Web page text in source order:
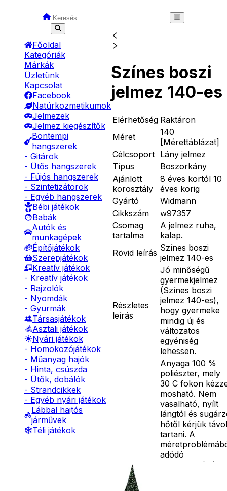
Főoldal
Kategóriák
Márkák
Üzletünk
Kapcsolat
Facebook
Natúrkozmetikumok
Jelmezek
Jelmez kiegészítők
Bontempi
hangszerek
- Gitárok
- Ütős hangszerek
- Fújós hangszerek
- Szintetizátorok
- Egyéb hangszerek
Bébi játékok
Babák
Autók és
munkagépek
Építőjátékok
Szerepjátékok
Kreatív játékok
- Kreatív játékok
- Rajzolók
- Nyomdák
- Gyurmák
Társasjátékok
Asztali játékok
Nyári játékok
- Homokozójátékok
- Műanyag hajók
- Hinta, csúszda
- Ütők, dobálók
- Strandcikkek
- Egyéb nyári játékok
Lábbal hajtós
járművek
Téli játékok
Színes boszi
jelmez 140-es
Elérhetőség Raktáron
Méret
140
[Mérettáblázat]
Célcsoport Lány jelmez
Típus
Boszorkány
Ajánlott
korosztály
8 éves kortól 10
éves korig
Gyártó
Widmann
Cikkszám
w97357
Csomag
tartalma
A jelmez ruha,
kalap.
Rövid leírás Színes boszi
jelmez 140-es
Részletes
leírás
Jó minőségű
gyermekjelmez
(Színes boszi
jelmez 140-es),
hogy gyermeke
mindig új és
változatos
egyéniség
lehessen.
Anyaga 100 %
poliészter, mely
30 C fokon
mosható. Nem
vasalható, nyílt
lángtól és
hőtől kérjük távol
tartani. A
adódó
jelmezcserénél a